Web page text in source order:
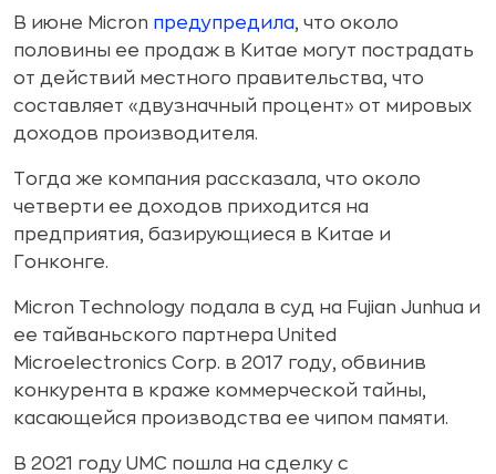
В июне Micron предупредила, что около
половины ее продаж в Китае могут пострадать
от действий местного правительства, что
составляет «двузначный процент» от мировых
доходов производителя.
Тогда же компания рассказала, что около
четверти ее доходов приходится на
предприятия, базирующиеся в Китае и
Гонконге.
Micron Technology подала в суд на Fujian Junhua и
ее тайваньского партнера United
Microelectronics Corp. в 2017 году, обвинив
конкурента в краже коммерческой тайны,
касающейся производства ее чипом памяти.
В 2021 году UMC пошла на сделку с